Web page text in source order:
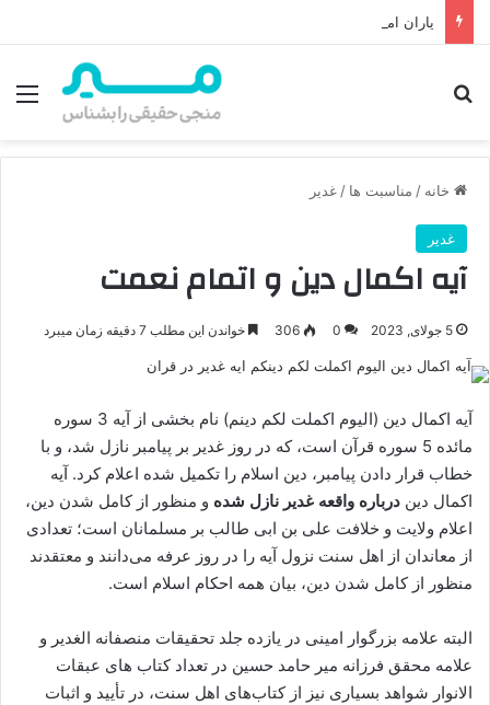
خانه / مناسبت ها /غدیر
غدیر
آیه اکمال دین و اتمام نعمت
5 جولای, 2023 0
306 خواندن این مطلب 7 دقیقه زمان میبرد
آیه اکمال دین (الیوم اکملت لکم دینم) نام بخشی از آیه 3 سوره
مائده 5 سوره قرآن است، که در روز غدیر بر پیامبر نازل شد، و با
خطاب قرار دادن پیامبر، دین اسلام را تکمیل شده اعلام کرد. آیه
اکمال دین درباره واقعه غدیر نازل شده و منظور از کامل شدن دین،
اعلام ولایت و خلافت علی بن ابی طالب بر مسلمانان است؛ تعدادی
از معاندان از اهل سنت نزول آیه را در روز عرفه می‌دانند و معتقدند
منظور از کامل شدن دین، بیان همه احکام اسلام است.
البته علامه بزرگوار امینی در یازده جلد تحقیقات منصفانه الغدیر و
علامه محقق فرزانه میر حامد حسین در تعداد کتاب های عبقات
الانوار شواهد بسیاری نیز از کتاب‌های اهل سنت، در تأیید و اثبات